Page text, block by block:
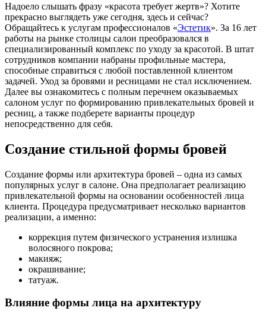
Надоело слышать фразу «красота требует жертв»? Хотите
прекрасно выглядеть уже сегодня, здесь и сейчас?
Обращайтесь к услугам профессионалов «Эстетик». За 16 лет
работы на рынке столицы салон преобразовался в
специализированный комплекс по уходу за красотой. В штат
сотрудников компании набраны профильные мастера,
способные справиться с любой поставленной клиентом
задачей. Уход за бровями и ресницами не стал исключением.
Далее вы ознакомитесь с полным перечнем оказываемых
салоном услуг по формированию привлекательных бровей и
ресниц, а также подберете варианты процедур
непосредственно для себя.
Создание стильной формы бровей
Создание формы или архитектура бровей – одна из самых
популярных услуг в салоне. Она предполагает реализацию
привлекательной формы на основании особенностей лица
клиента. Процедура предусматривает несколько вариантов
реализации, а именно:
коррекция путем физического устранения излишка
волосяного покрова;
макияж;
окрашивание;
татуаж.
Влияние формы лица на архитектуру